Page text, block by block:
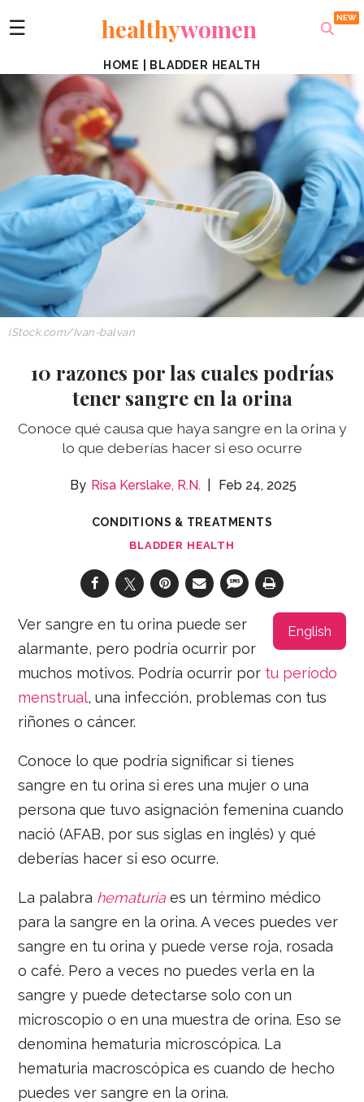
☰ healthywomen
HOME BLADDER HEALTH
iStock.com/Ivan-balvan
10 razones por las cuales podrías
tener sangre en la orina
Conoce qué causa que haya sangre en la orina y
lo que deberías hacer si eso ocurre
Risa Kerslake, R.N. Feb 24, 2025
CONDITIONS & TREATMENTS
BLADDER HEALTH
English
Ver sangre en tu orina puede ser
alarmante, pero podría ocurrir por
muchos motivos. Podría ocurrir por tu período
menstrual, una infección, problemas con tus
riñones o cáncer.
Conoce lo que podría significar si tienes
sangre en tu orina si eres una mujer o una
persona que tuvo asignación femenina cuando
nació (AFAB, por sus siglas en inglés) y qué
deberías hacer si eso ocurre.
La palabra hematuria es un término médico
para la sangre en la orina. A veces puedes ver
sangre en tu orina y puede verse roja, rosada
o café. Pero a veces no puedes verla en la
sangre y puede detectarse solo con un
microscopio o en una muestra de orina. Eso se
denomina hematuria microscópica. La
hematuria macroscópica es cuando de hecho
puedes ver sangre en la orina.